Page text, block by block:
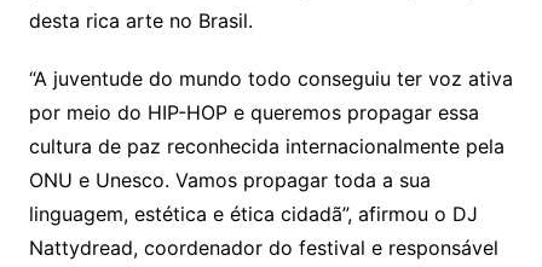
desta rica arte no Brasil.
“A juventude do mundo todo conseguiu ter voz ativa
por meio do HIP-HOP e queremos propagar essa
cultura de paz reconhecida internacionalmente pela
ONU e Unesco. Vamos propagar toda a sua
linguagem, estética e ética cidadã”, afirmou o DJ
Nattydread, coordenador do festival e responsável